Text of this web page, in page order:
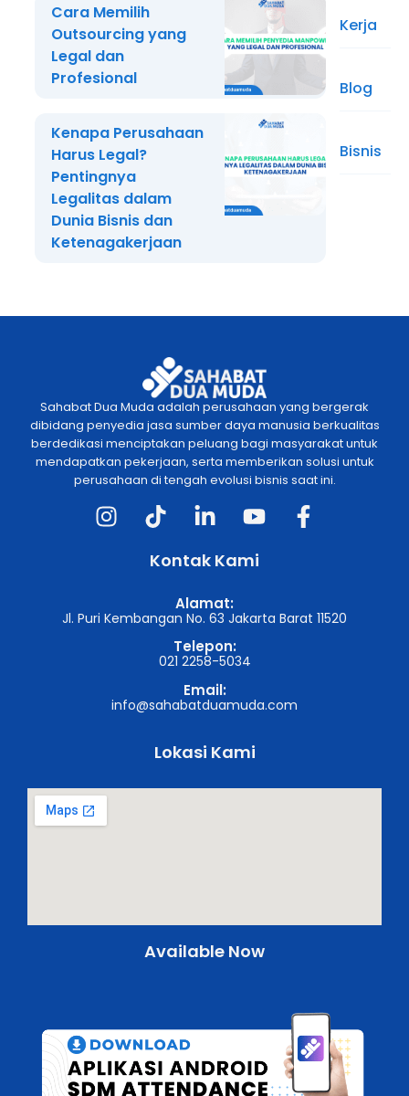
Cara Memilih
Outsourcing yang
Legal dan
Profesional
Kenapa Perusahaan
Harus Legal?
Pentingnya
Legalitas dalam
Dunia Bisnis dan
Ketenagakerjaan
Kerja
Blog
Bisnis
Sahabat Dua Muda adalah perusahaan yang bergerak
dibidang penyedia jasa sumber daya manusia berkualitas
berdedikasi menciptakan peluang bagi masyarakat untuk
mendapatkan pekerjaan, serta memberikan solusi untuk
perusahaan di tengah evolusi bisnis saat ini.
Kontak Kami
Alamat:
Jl. Puri Kembangan No. 63 Jakarta Barat 11520
Telepon:
021 2258-5034
Email:
info@sahabatduamuda.com
Lokasi Kami
Available Now